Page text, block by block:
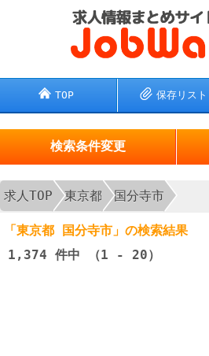
TOP 保存リスト
検索条件変更
求人TOP 東京都 国分寺市
「東京都 国分寺市」の検索結果
1,374 件中 （1 - 20）